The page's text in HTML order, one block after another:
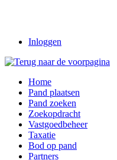
Inloggen
Home
Pand plaatsen
Pand zoeken
Zoekopdracht
Vastgoedbeheer
Taxatie
Bod op pand
Partners